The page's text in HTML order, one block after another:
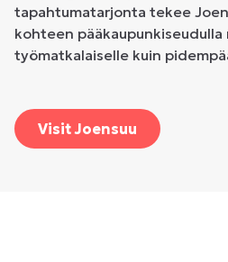
tapahtumatarjonta tekee
kohteen pääkaupunkiseudulla
työmatkalaiselle kuin
Visit Joensuu